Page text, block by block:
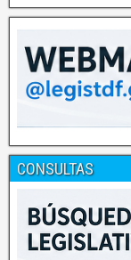
CONSULTAS